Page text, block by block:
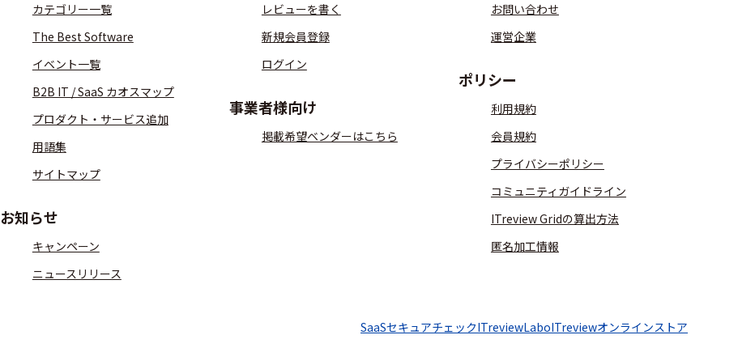
カテゴリー一覧
The Best Software
イベント一覧
B2B IT / SaaS カオスマップ
プロダクト・サービス追加
用語集
サイトマップ
お知らせ
キャンペーン
ニュースリリース
レビューを書く
新規会員登録
ログイン
事業者様向け
掲載希望ベンダーはこちら
お問い合わせ
運営企業
ポリシー
利用規約
会員規約
プライバシーポリシー
コミュニティガイドライン
ITreview Gridの算出方法
匿名加工情報
SaaSセキュアチェックITreviewLaboITreviewオンラインストア